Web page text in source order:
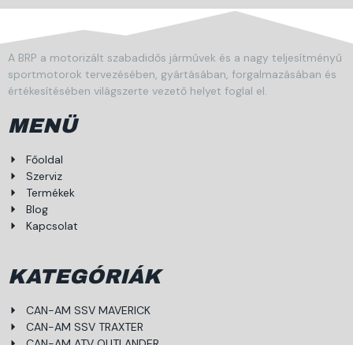
A BRP a motorizált szabadidős járművek és a nagy teljesítményű
sportmotorok tervezésében, gyártásában, forgalmazásában és
értékesítésében világszerte vezető helyet foglal el.
MENÜ
Főoldal
Szerviz
Termékek
Blog
Kapcsolat
KATEGÓRIÁK
CAN-AM SSV MAVERICK
CAN-AM SSV TRAXTER